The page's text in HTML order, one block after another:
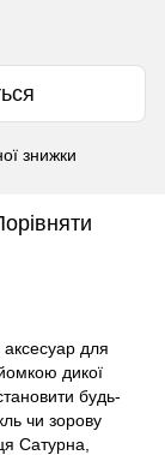
знижки
для
дикої
будь-
чи зорову
Сатурна,